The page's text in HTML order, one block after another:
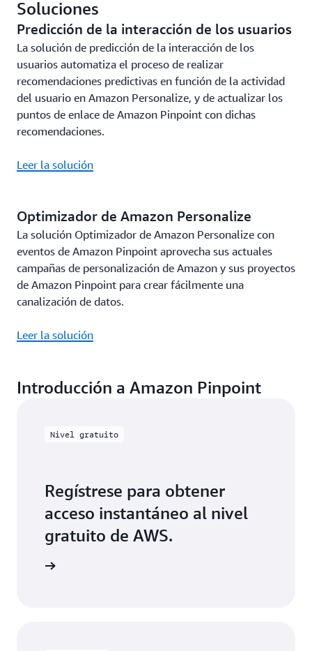
Iniciar tutorial
formulario web para capturar la información de
contacto de los clientes. Utiliza mensajería SMS
bidireccional para implementar una estrategia de
inscripción doble.
Iniciar tutorial
de Amazon Pinpoint directamente desde sus
aplicaciones.
Esta sección de la Guía para desarrolladores de
Amazon Pinpoint incluye ejemplos de código en
varios lenguajes de programación que puede utilizar
para enviar e-mails, mensajes SMS y mensajes de
voz.
Iniciar tutorial
Soluciones
Predicción de la interacción de los usuarios
La solución de predicción de la interacción de los
usuarios automatiza el proceso de realizar
recomendaciones predictivas en función de la actividad
del usuario en Amazon Personalize, y de actualizar los
puntos de enlace de Amazon Pinpoint con dichas
recomendaciones.
Leer la solución
Optimizador de Amazon Personalize
La solución Optimizador de Amazon Personalize con
eventos de Amazon Pinpoint aprovecha sus actuales
campañas de personalización de Amazon y sus proyectos
de Amazon Pinpoint para crear fácilmente una
canalización de datos.
Leer la solución
Introducción a Amazon Pinpoint
Nivel gratuito
Regístrese para obtener
acceso instantáneo al nivel
gratuito de AWS.